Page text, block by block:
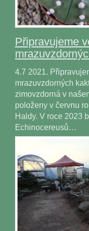
Připravujeme
4.7 2021.
mrazuvzdorných
zimovzdorná v
položeny v červnu
Haldy. V roce 2023
Echinocereusů…